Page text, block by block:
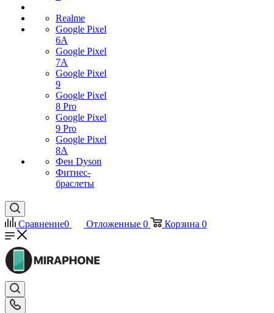
Realme
Google Pixel
6A
Google Pixel
7А
Google Pixel
9
Google Pixel
8 Pro
Google Pixel
9 Pro
Google Pixel
8A
Фен Dyson
Фитнес-
браслеты
Сравнение0 Отложенные 0 Корзина 0